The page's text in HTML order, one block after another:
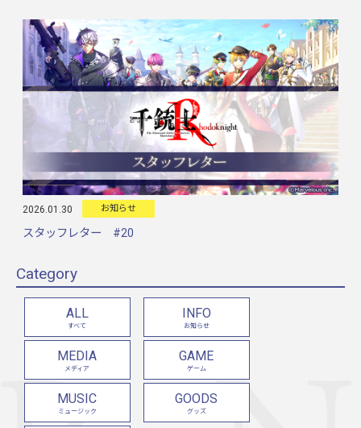
2026.01.30 お知らせ
スタッフレター #20
Category
ALL
すべて
INFO
お知らせ
MEDIA
メディア
GAME
ゲーム
MUSIC
ミュージック
GOODS
グッズ